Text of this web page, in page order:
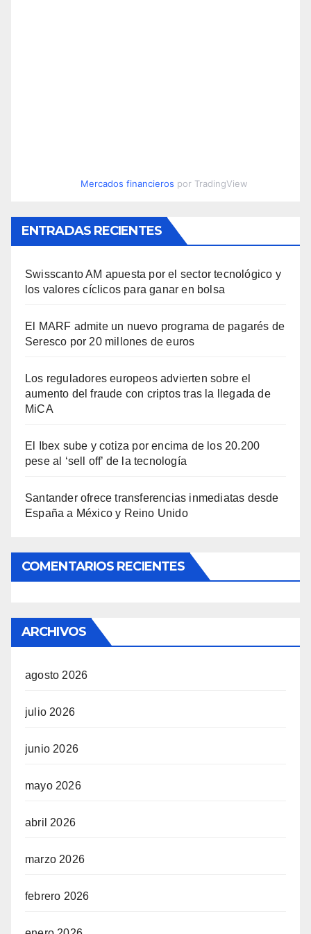
Mercados financieros por TradingView
ENTRADAS RECIENTES
Swisscanto AM apuesta por el sector tecnológico y
los valores cíclicos para ganar en bolsa
El MARF admite un nuevo programa de pagarés de
Seresco por 20 millones de euros
Los reguladores europeos advierten sobre el
aumento del fraude con criptos tras la llegada de
MiCA
El Ibex sube y cotiza por encima de los 20.200
pese al ‘sell off’ de la tecnología
Santander ofrece transferencias inmediatas desde
España a México y Reino Unido
COMENTARIOS RECIENTES
ARCHIVOS
agosto 2026
julio 2026
junio 2026
mayo 2026
abril 2026
marzo 2026
febrero 2026